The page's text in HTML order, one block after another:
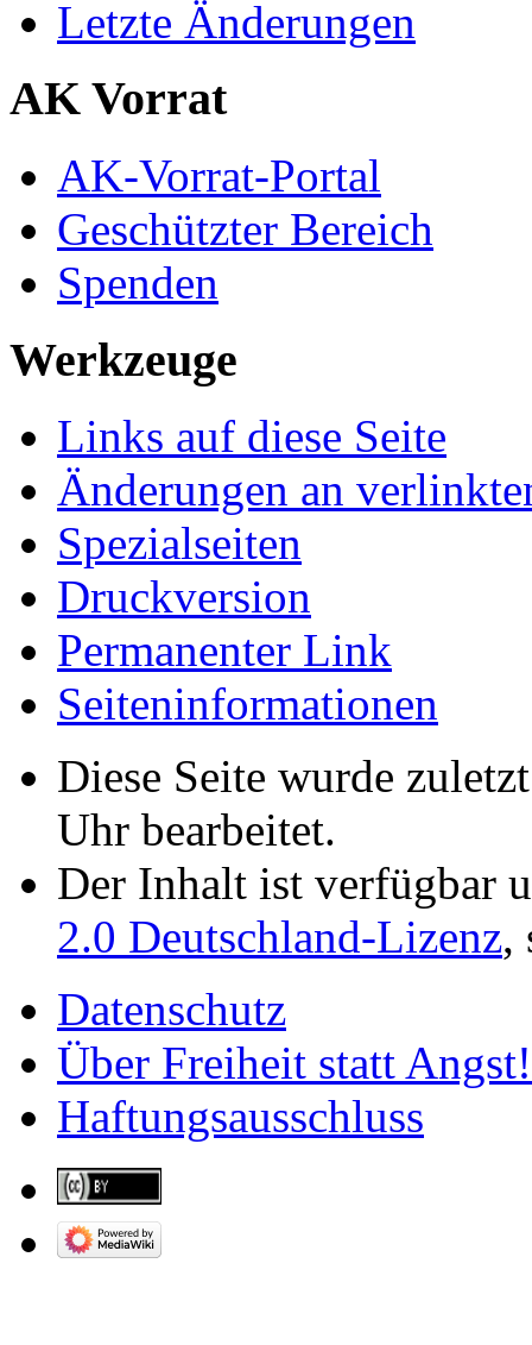
Letzte Änderungen
AK Vorrat
AK-Vorrat-Portal
Geschützter Bereich
Spenden
Werkzeuge
Links auf diese Seite
Änderungen an
Spezialseiten
Druckversion
Permanenter Link
Seiten­­informationen
Diese Seite wurde
Uhr bearbeitet.
Der Inhalt ist verfügbar
2.0 Deutschland-Lizenz,
Datenschutz
Über Freiheit statt Angst!
Haftungsausschluss